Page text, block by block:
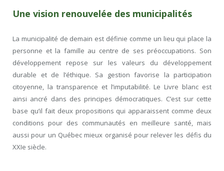
Une vision renouvelée des municipalités
La municipalité de demain est définie comme un lieu qui place la
personne et la famille au centre de ses préoccupations. Son
développement repose sur les valeurs du développement
durable et de l’éthique. Sa gestion favorise la participation
citoyenne, la transparence et l’imputabilité. Le Livre blanc est
ainsi ancré dans des principes démocratiques. C’est sur cette
base qu’il fait deux propositions qui apparaissent comme deux
conditions pour des communautés en meilleure santé, mais
aussi pour un Québec mieux organisé pour relever les défis du
XXIe siècle.